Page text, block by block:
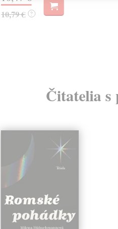
10,79 € ?
Čitatelia